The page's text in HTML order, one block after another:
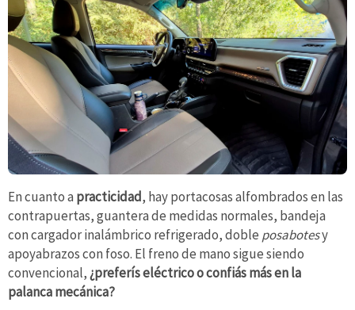
En cuanto a practicidad, hay portacosas alfombrados en las
contrapuertas, guantera de medidas normales, bandeja
con cargador inalámbrico refrigerado, doble posabotesy
apoyabrazos con foso. El freno de mano sigue siendo
convencional,¿preferís eléctrico o confiás más en la
palanca mecánica?